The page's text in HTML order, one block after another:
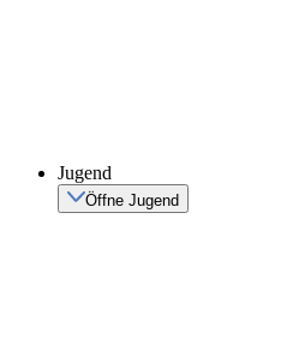
Jugend
Öffne Jugend